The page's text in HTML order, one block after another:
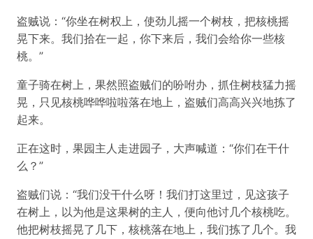
盗贼说：“你坐在树权上，使劲儿摇一个树枝，把核桃摇
晃下来。我们拾在一起，你下来后，我们会给你一些核
桃。”
童子骑在树上，果然照盗贼们的吩咐办，抓住树枝猛力摇
晃，只见核桃哗哗啦啦落在地上，盗贼们高高兴兴地拣了
起来。
正在这时，果园主人走进园子，大声喊道：“你们在干什
么？”
盗贼们说：“我们没干什么呀！我们打这里过，见这孩子
在树上，以为他是这果树的主人，便向他讨几个核桃吃。
他把树枝摇晃了几下，核桃落在地上，我们拣了几个。我